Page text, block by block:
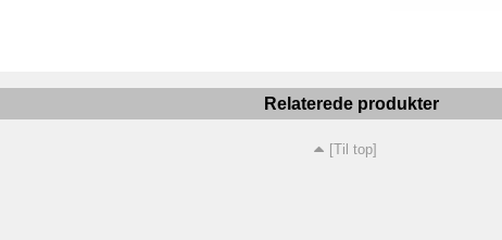
Relaterede produkter
[Til top]